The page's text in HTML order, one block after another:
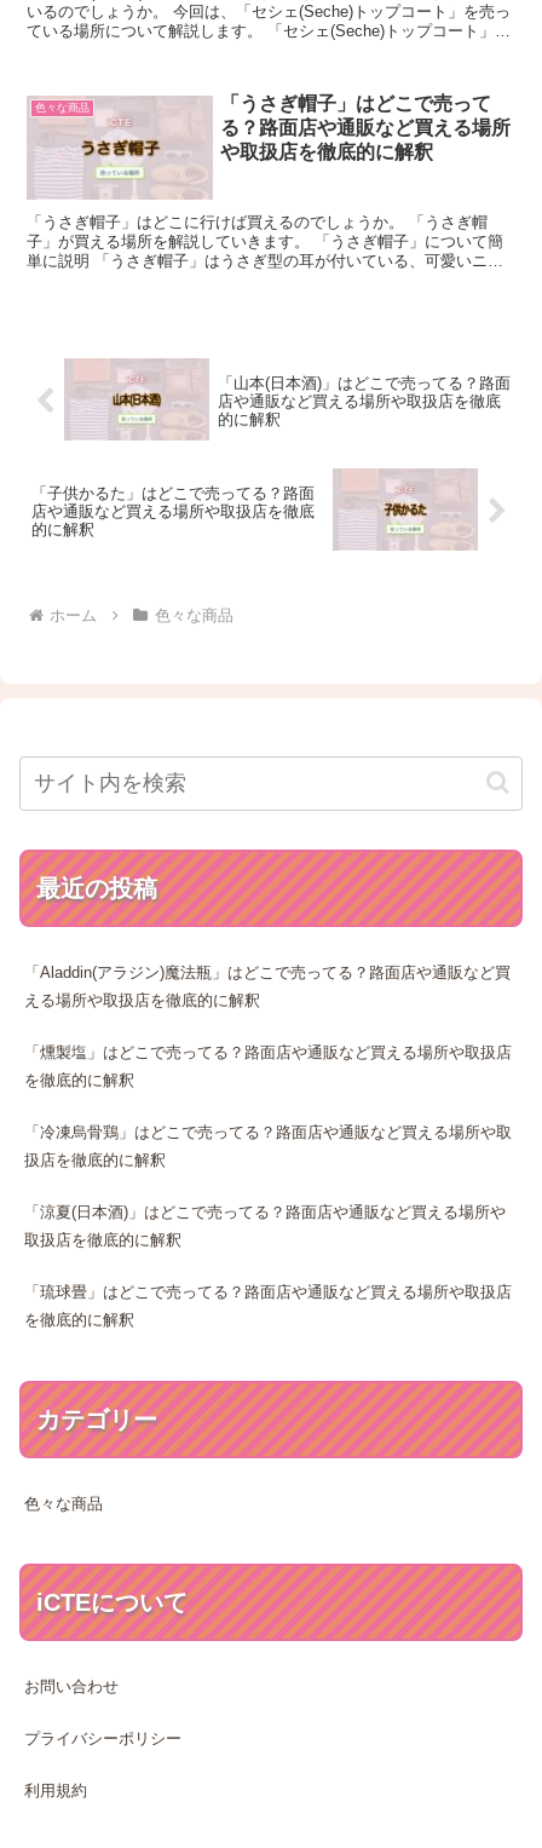
いるのでしょうか。 今回は、「セシェ(Seche)トップコート」を売っ
ている場所について解説します。 「セシェ(Seche)トップコート」に
色々な商品
「うさぎ帽子」はどこで売って
る？路面店や通販など買える場所
や取扱店を徹底的に解釈
「うさぎ帽子」はどこに行けば買えるのでしょうか。 「うさぎ帽
子」が買える場所を解説していきます。 「うさぎ帽子」について簡
単に説明 「うさぎ帽子」はうさぎ型の耳が付いている、可愛いニッ
「山本(日本酒)」はどこで売ってる？路面
店や通販など買える場所や取扱店を徹底
的に解釈
「子供かるた」はどこで売ってる？路面
店や通販など買える場所や取扱店を徹底
的に解釈
ホーム 色々な商品
最近の投稿
「Aladdin(アラジン)魔法瓶」はどこで売ってる？路面店や通販など買
える場所や取扱店を徹底的に解釈
「燻製塩」はどこで売ってる？路面店や通販など買える場所や取扱店
を徹底的に解釈
「冷凍烏骨鶏」はどこで売ってる？路面店や通販など買える場所や取
扱店を徹底的に解釈
「涼夏(日本酒)」はどこで売ってる？路面店や通販など買える場所や
取扱店を徹底的に解釈
「琉球畳」はどこで売ってる？路面店や通販など買える場所や取扱店
を徹底的に解釈
カテゴリー
色々な商品
iCTEについて
お問い合わせ
プライバシーポリシー
利用規約